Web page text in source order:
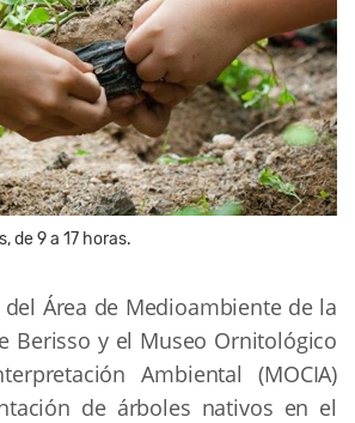
de 9 a 17 horas.
Área de Medioambiente de la
Berisso y el Museo Ornitológico
Ambiental (MOCIA)
de árboles nativos en el